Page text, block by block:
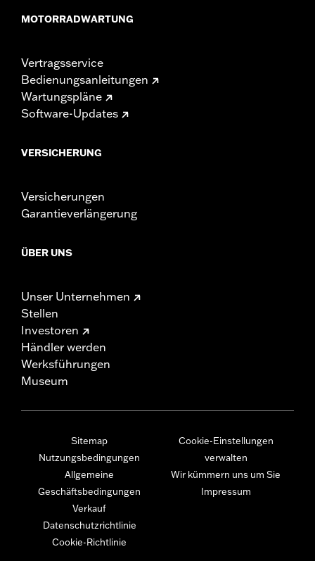
MOTORRADWARTUNG
Vertragsservice
Bedienungsanleitungen
Wartungspläne
Software-Updates
VERSICHERUNG
Versicherungen
Garantieverlängerung
ÜBER UNS
Unser Unternehmen
Stellen
Investoren
Händler werden
Werksführungen
Museum
Sitemap
Nutzungsbedingungen
Allgemeine
Geschäftsbedingungen
Verkauf
Datenschutzrichtlinie
Cookie-Richtlinie
Cookie-Einstellungen
verwalten
Wir kümmern uns um Sie
Impressum